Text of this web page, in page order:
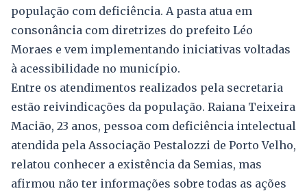
população com deficiência. A pasta atua em
consonância com diretrizes do prefeito Léo
Moraes e vem implementando iniciativas voltadas
à acessibilidade no município.
Entre os atendimentos realizados pela secretaria
estão reivindicações da população. Raiana Teixeira
Macião, 23 anos, pessoa com deficiência intelectual
atendida pela Associação Pestalozzi de Porto Velho,
relatou conhecer a existência da Semias, mas
afirmou não ter informações sobre todas as ações